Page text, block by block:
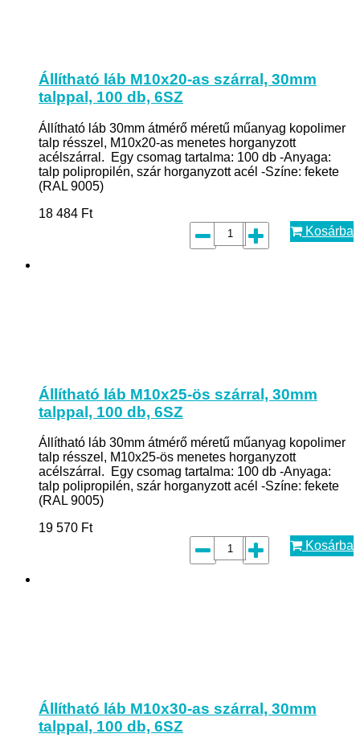
Állítható láb M10x20-as szárral, 30mm
talppal, 100 db, 6SZ
Állítható láb 30mm átmérő méretű műanyag kopolimer
talp résszel, M10x20-as menetes horganyzott
acélszárral. Egy csomag tartalma: 100 db -Anyaga:
talp polipropilén, szár horganyzott acél -Színe: fekete
(RAL 9005)
18 484 Ft
Kosárba
Állítható láb M10x25-ös szárral, 30mm
talppal, 100 db, 6SZ
Állítható láb 30mm átmérő méretű műanyag kopolimer
talp résszel, M10x25-ös menetes horganyzott
acélszárral. Egy csomag tartalma: 100 db -Anyaga:
talp polipropilén, szár horganyzott acél -Színe: fekete
(RAL 9005)
19 570 Ft
Kosárba
Állítható láb M10x30-as szárral, 30mm
talppal, 100 db, 6SZ